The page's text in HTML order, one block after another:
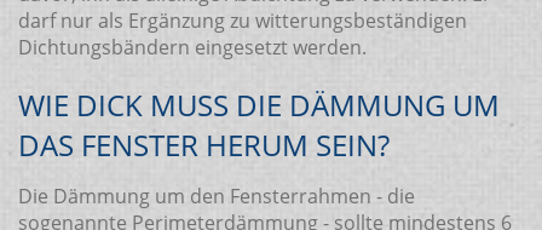
darf nur als Ergänzung zu witterungsbeständigen
Dichtungsbändern eingesetzt werden.
WIE DICK MUSS DIE DÄMMUNG UM
DAS FENSTER HERUM SEIN?
Die Dämmung um den Fensterrahmen - die
sogenannte Perimeterdämmung - sollte mindestens 6